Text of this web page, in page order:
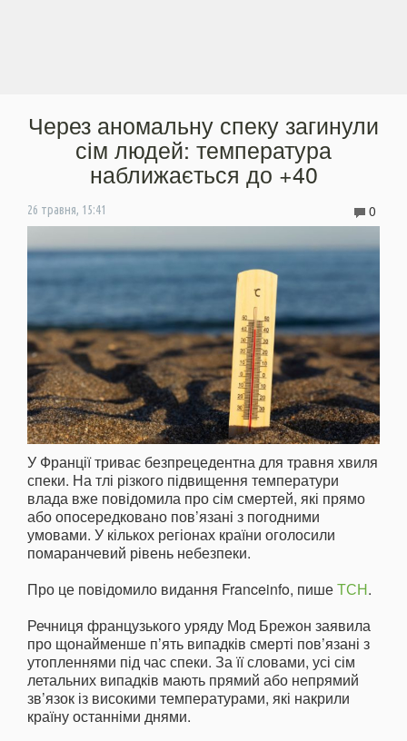
Через аномальну спеку загинули
сім людей: температура
наближається до +40
26 травня, 15:41 0
У Франції триває безпрецедентна для травня хвиля
спеки. На тлі різкого підвищення температури
влада вже повідомила про сім смертей, які прямо
або опосередковано пов’язані з погодними
умовами. У кількох регіонах країни оголосили
помаранчевий рівень небезпеки.
Про це повідомило видання Franceinfo, пишеТСН.
Речниця французького уряду Мод Брежон заявила
про щонайменше п’ять випадків смерті пов’язані з
утопленнями під час спеки. За її словами, усі сім
летальних випадків мають прямий або непрямий
зв’язок із високими температурами, які накрили
країну останніми днями.